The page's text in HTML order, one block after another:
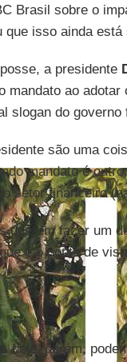
Brasil sobre o
que isso ainda está
a presidente
mandato ao adotar
slogan do
são uma
mandato é
setor financeiro
querem fazer um
é o ponto de
hoje, porém,